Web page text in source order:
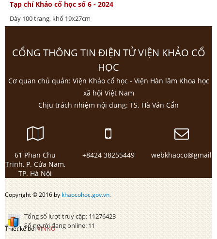
Tạp chí Khảo cổ học số 6 - 2024
Dày 100 trang, khổ 19x27cm
CỔNG THÔNG TIN ĐIỆN TỬ VIỆN KHẢO CỔ
HỌC
Cơ quan chủ quản: Viện Khảo cổ học - Viện Hàn lâm Khoa học
xã hội Việt Nam
Chịu trách nhiệm nội dung: TS. Hà Văn Cẩn
61 Phan Chu
Trinh, P. Cửa Nam,
TP. Hà Nội
+8424 38255449
Copyright © 2016 bykhaocohoc.gov.vn.
Thiết kế bởiVINNO
Tổng số lượt truy cập:11276423
Số người đang online:11